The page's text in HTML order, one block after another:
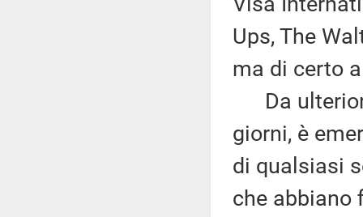
Ups, The
ma di certo
Da
giorni, è
di qualsiasi
che abbiano